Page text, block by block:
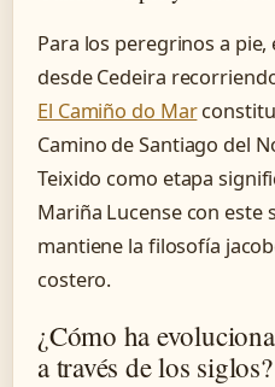
Para los peregrinos a
desde Cedeira
El Camiño do Mar
Camino de Santiago del
Teixido como etapa
Mariña Lucense con este
mantiene la filosofía
costero.
¿Cómo ha
a través de los siglos?